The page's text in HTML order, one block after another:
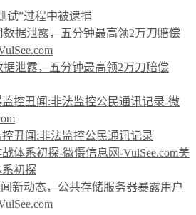
试”过程中被逮捕
据泄露，五分钟最高领2万刀赔偿
丑闻:非法监控公民通讯记录
美
初探